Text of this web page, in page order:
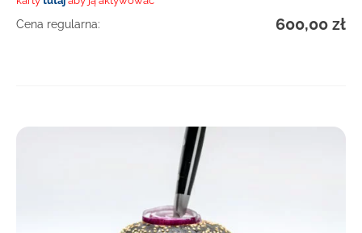
Cena regularna: 600,00 zł